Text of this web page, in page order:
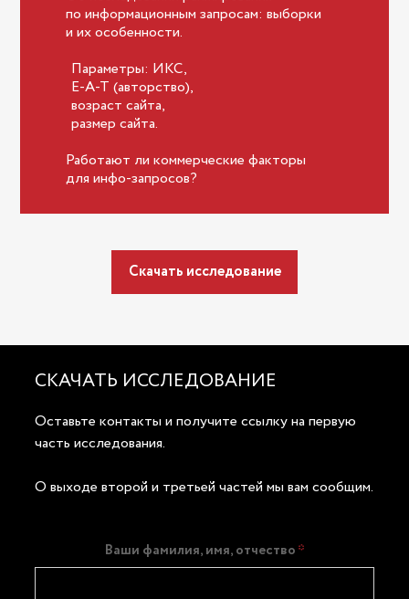
по информационным запросам: выборки
и их особенности.
Параметры: ИКС,
E-A-T (авторство),
возраст сайта,
размер сайта.
Работают ли коммерческие факторы
для инфо-запросов?
Скачать исследование
СКАЧАТЬ ИССЛЕДОВАНИЕ
Оставьте контакты и получите ссылку на первую
часть исследования.
О выходе второй и третьей частей мы вам сообщим.
Ваши фамилия, имя, отчество